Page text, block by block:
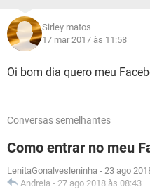
Sirley matos
17 mar 2017 às 11:58
Oi bom dia quero meu
Conversas semelhantes
Como entrar no meu
LenitaGonalvesleninha - 23 ago
Andreia - 27 ago 2018 às 08:43